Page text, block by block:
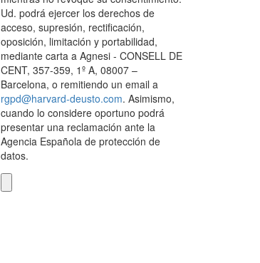
Ud. podrá ejercer los derechos de
acceso, supresión, rectificación,
oposición, limitación y portabilidad,
mediante carta a Agnesi - CONSELL DE
CENT, 357-359, 1º A, 08007 –
Barcelona, o remitiendo un email a
rgpd@harvard-deusto.com. Asimismo,
cuando lo considere oportuno podrá
presentar una reclamación ante la
Agencia Española de protección de
datos.